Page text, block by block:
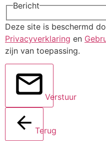
Bericht
Deze site is beschermd
Privacyverklaring en
zijn van toepassing.
Verstuur
Terug